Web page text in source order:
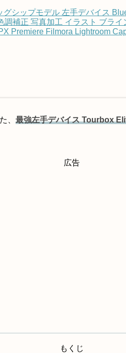
シップモデル 左手デバイス
調補正 写真加工 イラスト ブラ
Premiere Filmora Lightroom
、 最強左手デバイス Tourbox
広告
もくじ